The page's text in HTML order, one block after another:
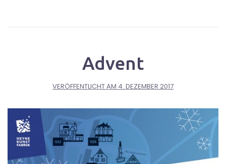
Advent
VERÖFFENTLICHT AM 4. DEZEMBER 2017